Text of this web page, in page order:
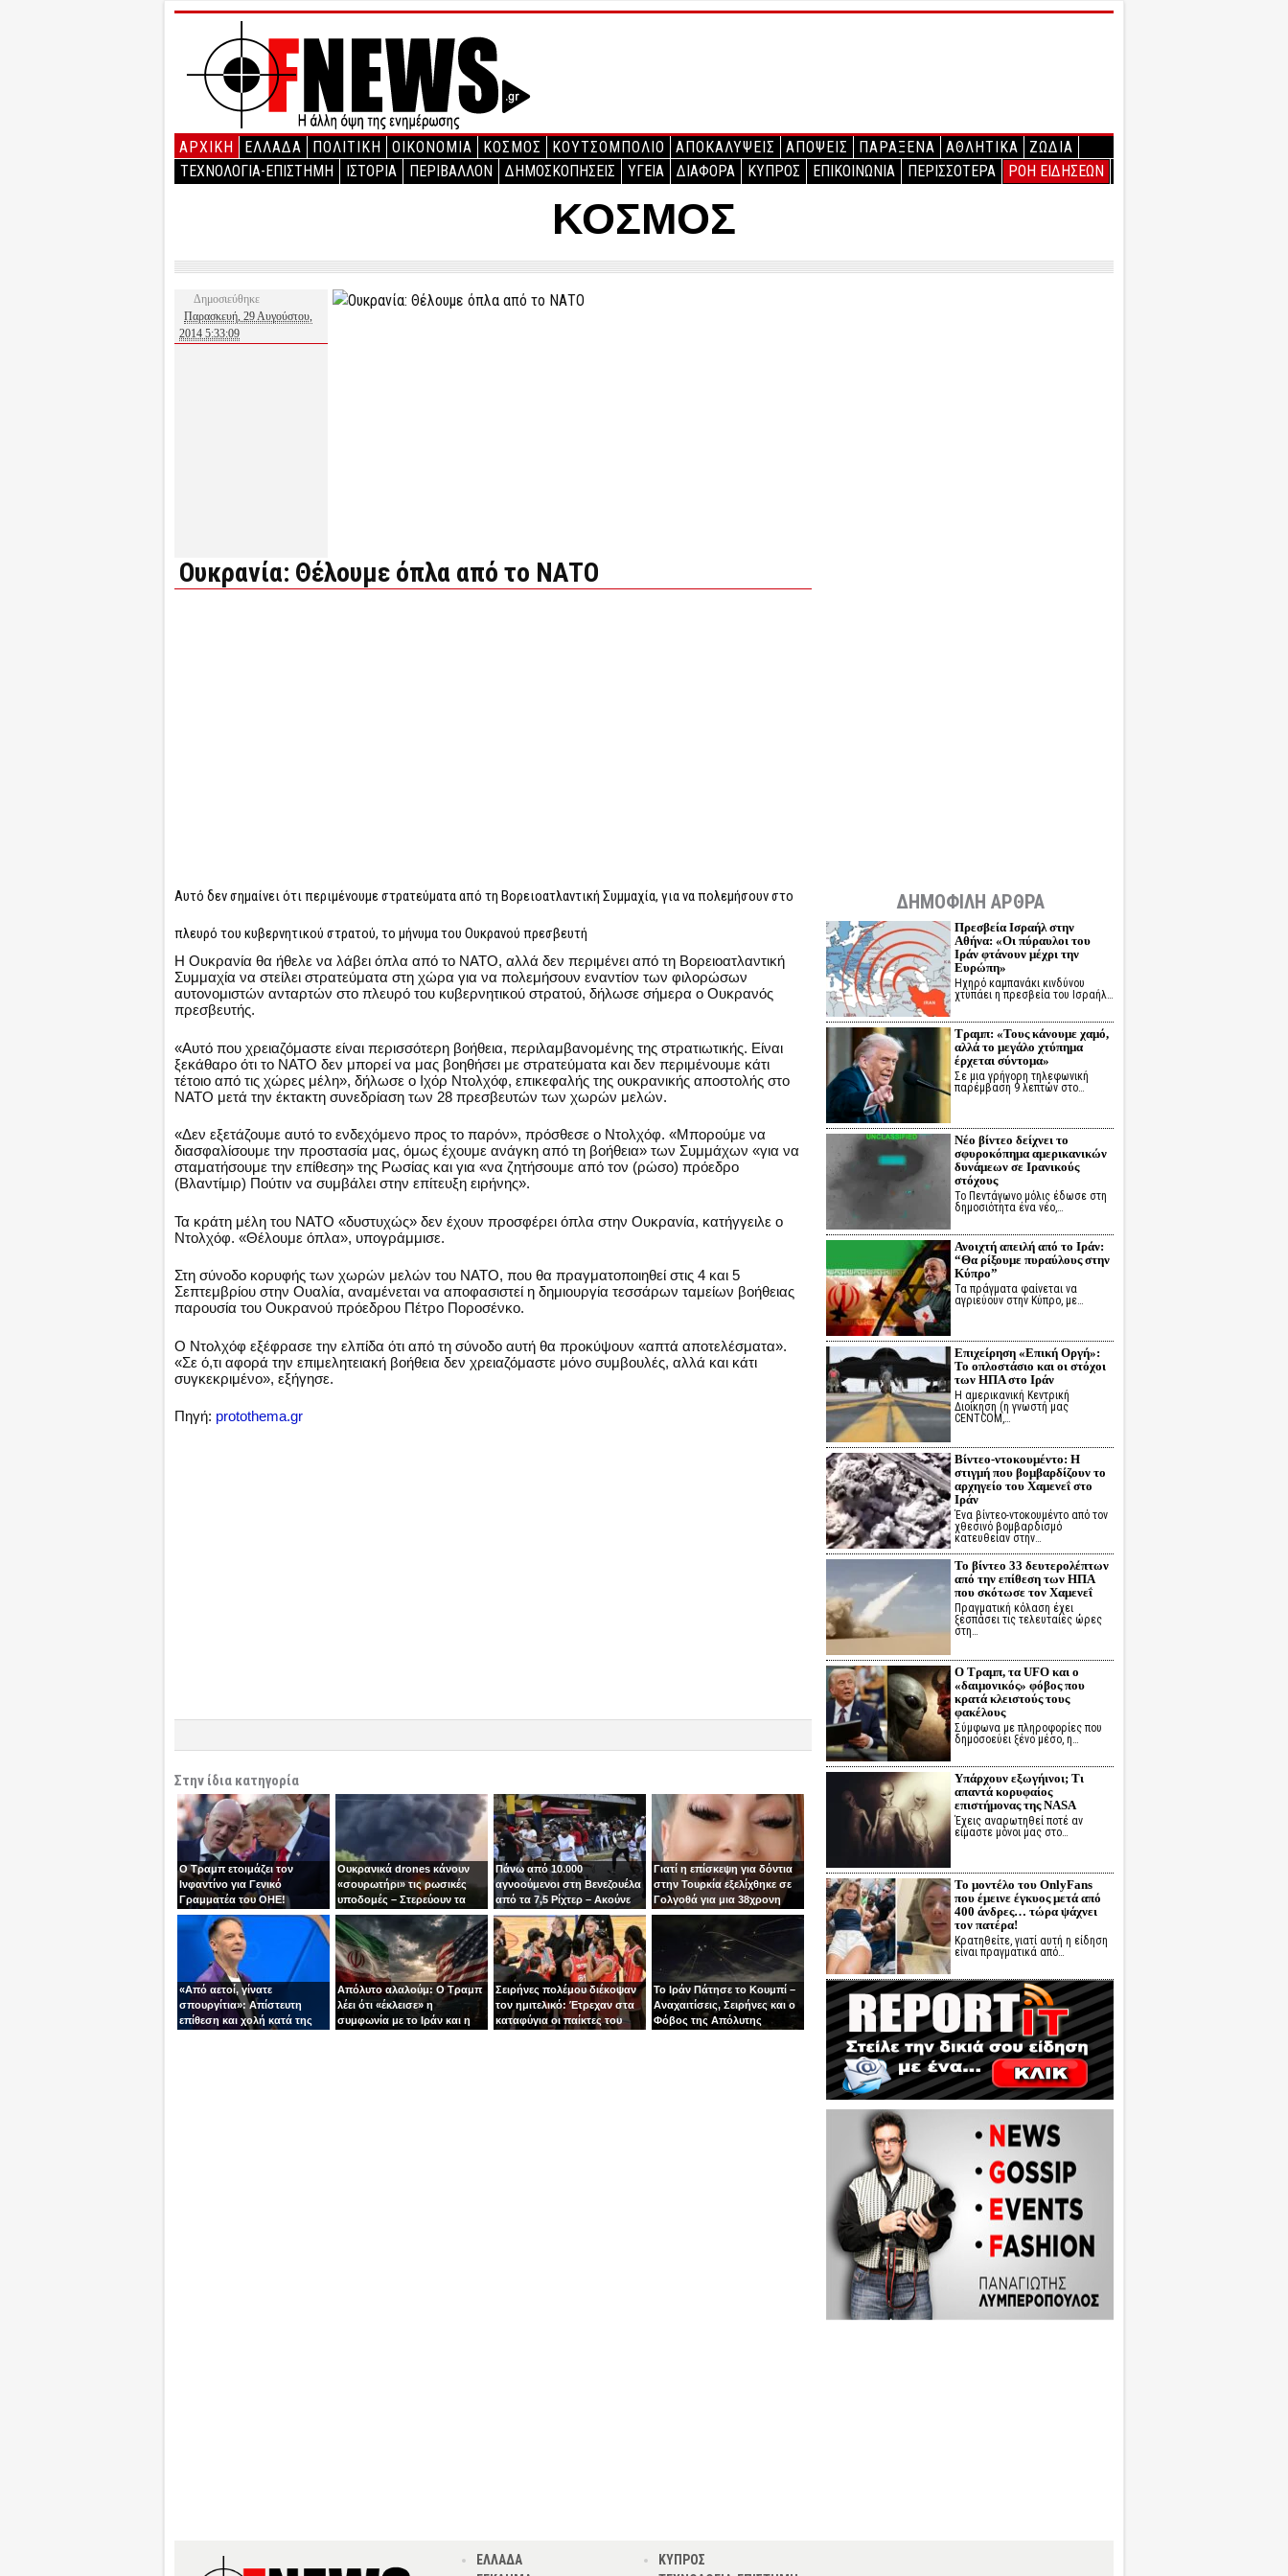
ΑΡΧΙΚΉ ΕΛΛΑΔΑ ΠΟΛΙΤΙΚΗ ΟΙΚΟΝΟΜΙΑ ΚΟΣΜΟΣ ΚΟΥΤΣΟΜΠΟΛΙΟ ΑΠΟΚΑΛΥΨΕΙΣ ΑΠΟΨΕΙΣ ΠΑΡΑΞΕΝΑ ΑΘΛΗΤΙΚΑ
ΖΩΔΙΑ
ΤΕΧΝΟΛΟΓΙΑ-ΕΠΙΣΤΗΜΗ
ΙΣΤΟΡΙΑ ΠΕΡΙΒΑΛΛΟΝ ΔΗΜΟΣΚΟΠΗΣΕΙΣ ΥΓΕΙΑ ΔΙΑΦΟΡΑ ΚΥΠΡΟΣ ΕΠΙΚΟΙΝΩΝΙΑ ΠΕΡΙΣΣΟΤΕΡΑ ΡΟΗ ΕΙΔΗΣΕΩΝ
ΚΟΣΜΟΣ
Δημοσιεύθηκε
Παρασκευή, 29 Αυγούστου,
2014 5:33:09
Ουκρανία: Θέλουμε όπλα από το ΝΑΤΟ
Αυτό δεν σημαίνει ότι περιμένουμε στρατεύματα από τη Βορειοατλαντική Συμμαχία, για να πολεμήσουν στο
πλευρό του κυβερνητικού στρατού, το μήνυμα του Ουκρανού πρεσβευτή
Η Ουκρανία θα ήθελε να λάβει όπλα από το ΝΑΤΟ, αλλά δεν περιμένει από τη Βορειοατλαντική
Συμμαχία να στείλει στρατεύματα στη χώρα για να πολεμήσουν εναντίον των φιλορώσων
αυτονομιστών ανταρτών στο πλευρό του κυβερνητικού στρατού, δήλωσε σήμερα ο Ουκρανός
πρεσβευτής.
«Αυτό που χρειαζόμαστε είναι περισσότερη βοήθεια, περιλαμβανομένης της στρατιωτικής. Είναι
ξεκάθαρο ότι το ΝΑΤΟ δεν μπορεί να μας βοηθήσει με στρατεύματα και δεν περιμένουμε κάτι
τέτοιο από τις χώρες μέλη», δήλωσε ο Ιχόρ Ντολχόφ, επικεφαλής της ουκρανικής αποστολής στο
ΝΑΤΟ μετά την έκτακτη συνεδρίαση των 28 πρεσβευτών των χωρών μελών.
«Δεν εξετάζουμε αυτό το ενδεχόμενο προς το παρόν», πρόσθεσε ο Ντολχόφ. «Μπορούμε να
διασφαλίσουμε την προστασία μας, όμως έχουμε ανάγκη από τη βοήθεια» των Συμμάχων «για να
σταματήσουμε την επίθεση» της Ρωσίας και για «να ζητήσουμε από τον (ρώσο) πρόεδρο
(Βλαντίμιρ) Πούτιν να συμβάλει στην επίτευξη ειρήνης».
Τα κράτη μέλη του ΝΑΤΟ «δυστυχώς» δεν έχουν προσφέρει όπλα στην Ουκρανία, κατήγγειλε ο
Ντολχόφ. «Θέλουμε όπλα», υπογράμμισε.
Στη σύνοδο κορυφής των χωρών μελών του ΝΑΤΟ, που θα πραγματοποιηθεί στις 4 και 5
Σεπτεμβρίου στην Ουαλία, αναμένεται να αποφασιστεί η δημιουργία τεσσάρων ταμείων βοήθειας
παρουσία του Ουκρανού πρόεδρου Πέτρο Ποροσένκο.
Ο Ντολχόφ εξέφρασε την ελπίδα ότι από τη σύνοδο αυτή θα προκύψουν «απτά αποτελέσματα».
«Σε ό,τι αφορά την επιμελητειακή βοήθεια δεν χρειαζόμαστε μόνο συμβουλές, αλλά και κάτι
συγκεκριμένο», εξήγησε.
Πηγή: protothema.gr
Στην ίδια κατηγορία
Ο Τραμπ ετοιμάζει τον
Ινφαντίνο για Γενικό
Γραμματέα του ΟΗΕ!
Ουκρανικά drones κάνουν
«σουρωτήρι» τις ρωσικές
υποδομές – Στερεύουν τα
καύσιμα του Πούτιν
Πάνω από 10.000
αγνοούμενοι στη Βενεζουέλα
από τα 7,5 Ρίχτερ – Ακούνε
φωνές κάτω από τα
συντρίμμια
Γιατί η επίσκεψη για δόντια
στην Τουρκία εξελίχθηκε σε
Γολγοθά για μια 38χρονη
μητέρα
«Από αετοί, γίνατε
σπουργίτια»: Απίστευτη
επίθεση και χολή κατά της
Απόλυτο αλαλούμ: Ο Τραμπ
λέει ότι «έκλεισε» η
συμφωνία με το Ιράν και η
Σειρήνες πολέμου διέκοψαν
τον ημιτελικό: Έτρεχαν στα
καταφύγια οι παίκτες του
Το Ιράν Πάτησε το Κουμπί –
Αναχαιτίσεις, Σειρήνες και ο
Φόβος της Απόλυτης
ΔΗΜΟΦΙΛΗ ΑΡΘΡΑ
Πρεσβεία Ισραήλ στην
Αθήνα: «Οι πύραυλοι του
Ιράν φτάνουν μέχρι την
Ευρώπη»
Ηχηρό καμπανάκι κινδύνου
χτυπάει η πρεσβεία του Ισραήλ…
Τραμπ: «Τους κάνουμε χαμό,
αλλά το μεγάλο χτύπημα
έρχεται σύντομα»
Σε μια γρήγορη τηλεφωνική
παρέμβαση 9 λεπτών στο…
Νέο βίντεο δείχνει το
σφυροκόπημα αμερικανικών
δυνάμεων σε Ιρανικούς
στόχους
Το Πεντάγωνο μόλις έδωσε στη
δημοσιότητα ένα νέο,…
Ανοιχτή απειλή από το Ιράν:
“Θα ρίξουμε πυραύλους στην
Κύπρο”
Τα πράγματα φαίνεται να
αγριεύουν στην Κύπρο, με…
Επιχείρηση «Επική Οργή»:
Το οπλοστάσιο και οι στόχοι
των ΗΠΑ στο Ιράν
Η αμερικανική Κεντρική
Διοίκηση (η γνωστή μας
CENTCOM,…
Βίντεο-ντοκουμέντο: Η
στιγμή που βομβαρδίζουν το
αρχηγείο του Χαμενεΐ στο
Ιράν
Ένα βίντεο-ντοκουμέντο από τον
χθεσινό βομβαρδισμό
κατευθείαν στην…
Το βίντεο 33 δευτερολέπτων
από την επίθεση των ΗΠΑ
που σκότωσε τον Χαμενεΐ
Πραγματική κόλαση έχει
ξεσπάσει τις τελευταίες ώρες
στη…
Ο Τραμπ, τα UFO και ο
«δαιμονικός» φόβος που
κρατά κλειστούς τους
φακέλους
Σύμφωνα με πληροφορίες που
δημοσοεύει ξένο μέσο, η…
Υπάρχουν εξωγήινοι; Τι
απαντά κορυφαίος
επιστήμονας της NASA
Έχεις αναρωτηθεί ποτέ αν
είμαστε μόνοι μας στο…
Το μοντέλο του OnlyFans
που έμεινε έγκυος μετά από
400 άνδρες… τώρα ψάχνει
τον πατέρα!
Κρατηθείτε, γιατί αυτή η είδηση
είναι πραγματικά από…
ΕΛΛΑΔΑ
ΚΥΠΡΟΣ